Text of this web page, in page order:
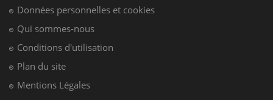
Données personnelles et cookies
Qui sommes-nous
Conditions d'utilisation
Plan du site
Mentions Légales